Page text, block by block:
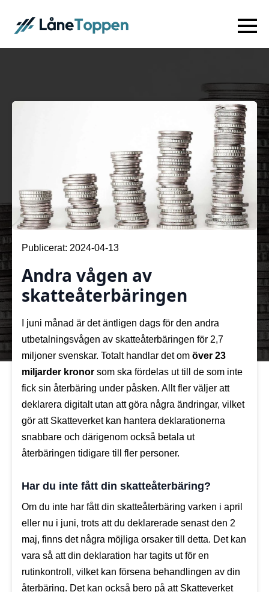
Publicerat: 2024-04-13
Andra vågen av
skatteåterbäringen
I juni månad är det äntligen dags för den andra
utbetalningsvågen av skatteåterbäringen för 2,7
miljoner svenskar. Totalt handlar det om över 23
miljarder kronor som ska fördelas ut till de som inte
fick sin återbäring under påsken. Allt fler väljer att
deklarera digitalt utan att göra några ändringar, vilket
gör att Skatteverket kan hantera deklarationerna
snabbare och därigenom också betala ut
återbäringen tidigare till fler personer.
Har du inte fått din skatteåterbäring?
Om du inte har fått din skatteåterbäring varken i april
eller nu i juni, trots att du deklarerade senast den 2
maj, finns det några möjliga orsaker till detta. Det kan
vara så att din deklaration har tagits ut för en
rutinkontroll, vilket kan försena behandlingen av din
återbäring. Det kan också bero på att Skatteverket